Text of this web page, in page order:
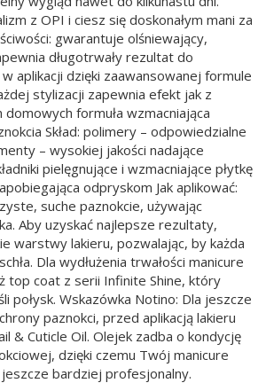
z OPI i ciesz się doskonałym mani za
gwarantuje olśniewający,
długotrwały rezultat do
aplikacji dzięki zaawansowanej formule
stylizacji zapewnia efekt jak z
domowych formuła wzmacniająca
Skład: polimery – odpowiedzialne
– wysokiej jakości nadające
pielęgnujące i wzmacniające płytkę
odpryskom Jak aplikować:
suche paznokcie, używając
Aby uzyskać najlepsze rezultaty,
warstwy lakieru, pozwalając, by każda
Dla wydłużenia trwałości manicure
top coat z serii Infinite Shine, który
połysk. Wskazówka Notino: Dla jeszcze
paznokci, przed aplikacją lakieru
& Cuticle Oil. Olejek zadba o kondycję
dzięki czemu Twój manicure
jeszcze bardziej profesjonalny.